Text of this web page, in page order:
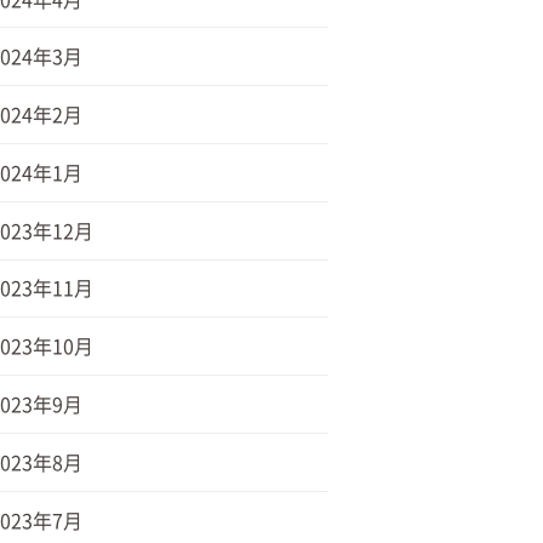
年3月
年2月
年1月
年12月
年11月
年10月
年9月
年8月
年7月